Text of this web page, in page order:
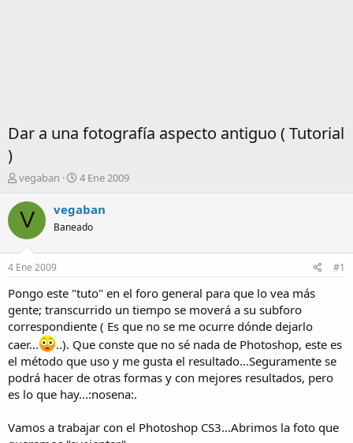
Dar a una fotografía aspecto antiguo ( Tutorial
)
I
i
c
i
d
r
d
e
l
t
e
m
a
vegaban
F
c
a
n
i
c
i
o
4 Ene 2009
V vegaban
Baneado
4 Ene 2009 #1
Pongo este "tuto" en el foro general para que lo vea más
gente; transcurrido un tiempo se moverá a su subforo
correspondiente ( Es que no se me ocurre dónde dejarlo
caer...
..). Que conste que no sé nada de Photoshop, este es
el método que uso y me gusta el resultado...Seguramente se
podrá hacer de otras formas y con mejores resultados, pero
es lo que hay...:nosena:.
Vamos a trabajar con el Photoshop CS3...Abrimos la foto que